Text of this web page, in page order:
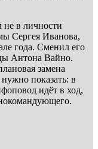
не в личности
Сергея Иванова,
года. Сменил его
Антона Вайно.
замена
показать: в
идёт в ход,